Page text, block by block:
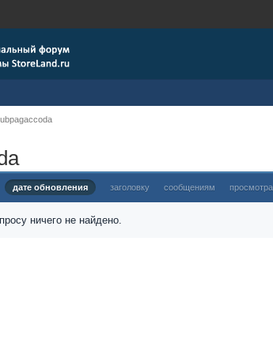
дате обновления заголовку сообщениям
ничего не найдено.